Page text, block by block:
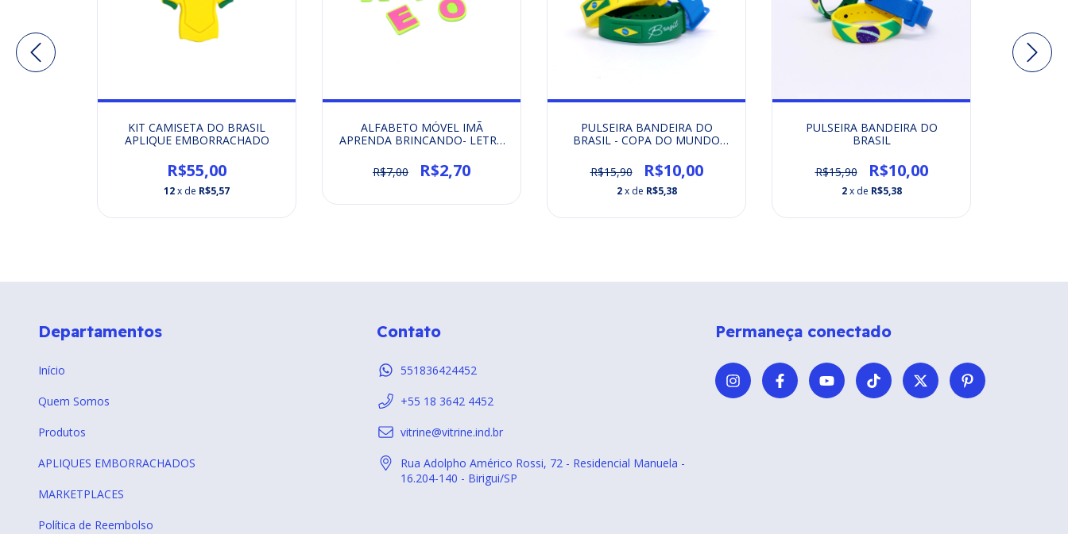
KIT CAMISETA DO BRASIL
APLIQUE EMBORRACHADO
R$55,00
12x de R$5,57
ALFABETO MÓVEL IMÃ
APRENDA BRINCANDO- LETRA
R$7,00
R$2,70
PULSEIRA BANDEIRA DO
BRASIL - COPA DO MUNDO
R$15,90
R$10,00
2 x de R$5,38
PULSEIRA BANDEIRA DO
BRASIL
R$15,90 R$10,00
2 x de R$5,38
Departamentos
Início
Quem Somos
Produtos
APLIQUES EMBORRACHADOS
MARKETPLACES
Política de Reembolso
Contato
551836424452
+55 18 3642 4452
vitrine@vitrine.ind.br
Rua Adolpho Américo Rossi, 72 - Residencial Manuela -
16.204-140 - Birigui/SP
Permaneça conectado